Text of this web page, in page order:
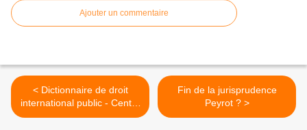
Ajouter un commentaire
< Dictionnaire de droit
international public - Centre
de droit international
Fin de la jurisprudence
Peyrot ? >